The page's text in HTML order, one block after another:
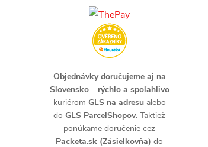
Objednávky doručujeme aj na
Slovensko– rýchlo a spoľahlivo
kuriérom GLS na adresualebo
doGLS ParcelShopov. Taktiež
ponúkame doručenie cez
Packeta.sk (Zásielkovňa) do